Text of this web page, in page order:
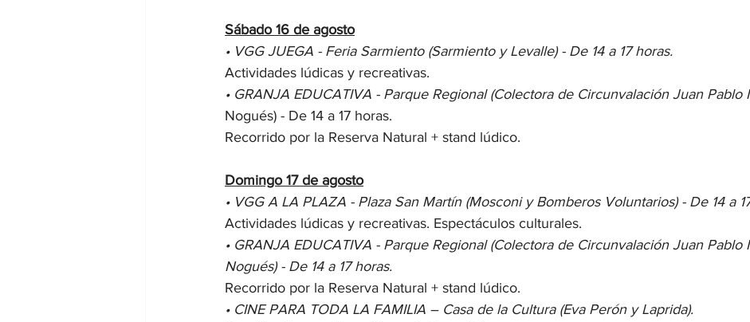
Sábado 16 de agosto
• VGG JUEGA - Feria Sarmiento (Sarmiento y Levalle) - De 14 a 17 horas.
Actividades lúdicas y recreativas.
• GRANJA EDUCATIVA - Parque Regional (Colectora de Circunvalación Juan Pablo
Nogués) - De 14 a 17 horas.
Recorrido por la Reserva Natural + stand lúdico.
Domingo 17 de agosto
• VGG A LA PLAZA - Plaza San Martín (Mosconi y Bomberos Voluntarios) - De 14 a
Actividades lúdicas y recreativas. Espectáculos culturales.
• GRANJA EDUCATIVA - Parque Regional (Colectora de Circunvalación Juan Pablo
Nogués) - De 14 a 17 horas.
Recorrido por la Reserva Natural + stand lúdico.
• CINE PARA TODA LA FAMILIA – Casa de la Cultura (Eva Perón y Laprida).